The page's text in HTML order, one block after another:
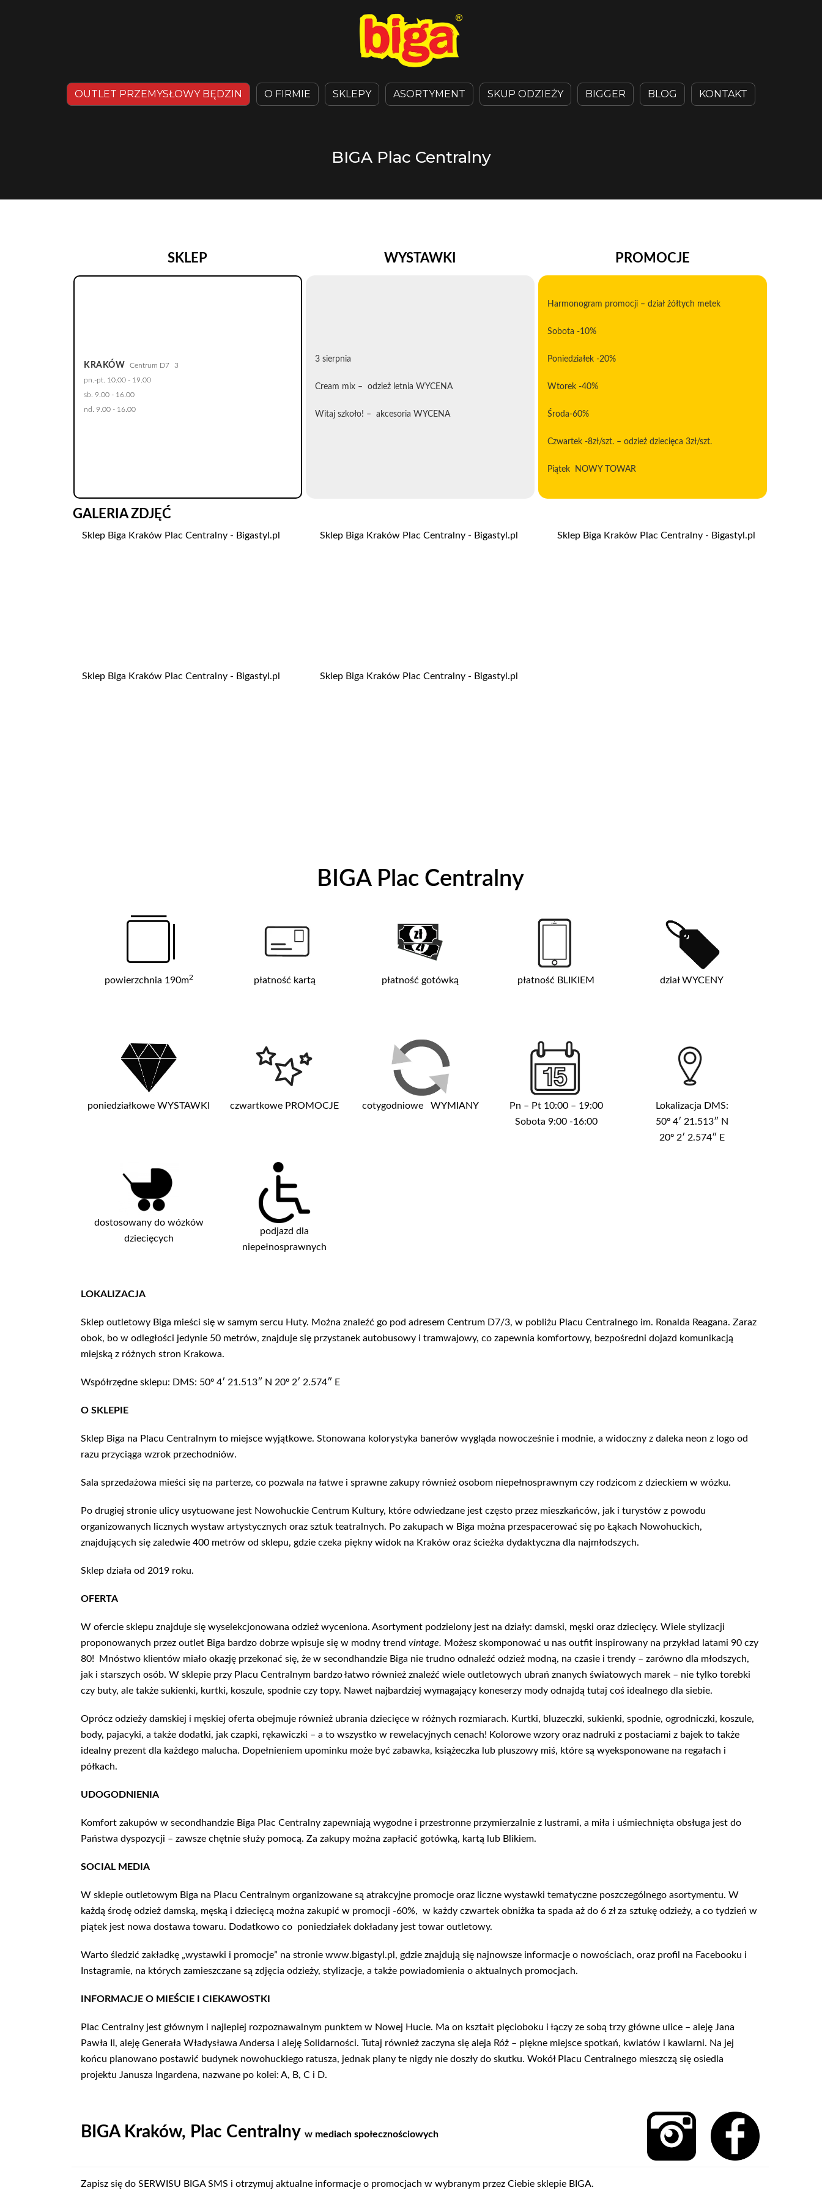
OUTLET PRZEMYSŁOWY BĘDZIN O FIRMIE SKLEPY ASORTYMENT SKUP ODZIEŻY BIGGER BLOG KONTAKT
BIGA Plac Centralny
SKLEP WYSTAWKI PROMOCJE
KRAKÓW Centrum D7
3
pn.-pt. 10.00 - 19.00
sb. 9.00 - 16.00
nd. 9.00 - 16.00
3 sierpnia
Cream mix – odzież letnia WYCENA
Witaj szkoło! – akcesoria WYCENA
Harmonogram promocji – dział żółtych metek
Sobota -10%
Poniedziałek -20%
Wtorek -40%
Środa-60%
Czwartek -8zł/szt. – odzież dziecięca 3zł/szt.
Piątek NOWY TOWAR
GALERIA ZDJĘĆ
Sklep Biga Kraków Plac Centralny - Bigastyl.pl Sklep Biga Kraków Plac Centralny - Bigastyl.pl Sklep Biga Kraków Plac Centralny - Bigastyl.pl
Sklep Biga Kraków Plac Centralny - Bigastyl.pl Sklep Biga Kraków Plac Centralny - Bigastyl.pl
BIGA Plac Centralny
powierzchnia 190m2 płatność kartą płatność gotówką płatność BLIKIEM dział WYCENY
poniedziałkowe WYSTAWKI czwartkowe PROMOCJE cotygodniowe WYMIANY Pn – Pt 10:00 – 19:00
Sobota 9:00 -16:00
Lokalizacja DMS:
50º 4′ 21.513″ N
20º 2′ 2.574″ E
dostosowany do wózków
dziecięcych
podjazd dla
niepełnosprawnych
LOKALIZACJA
Sklep outletowy Biga mieści się w samym sercu Huty. Można znaleźć go pod adresem Centrum D7/3, w pobliżu Placu Centralnego im. Ronalda Reagana. Zaraz
obok, bo w odległości jedynie 50 metrów, znajduje się przystanek autobusowy i tramwajowy, co zapewnia komfortowy, bezpośredni dojazd komunikacją
miejską z różnych stron Krakowa.
Współrzędne sklepu: DMS: 50º 4′ 21.513″ N 20º 2′ 2.574″ E
O SKLEPIE
Sklep Biga na Placu Centralnym to miejsce wyjątkowe. Stonowana kolorystyka banerów wygląda nowocześnie i modnie, a widoczny z daleka neon z logo od
razu przyciąga wzrok przechodniów.
Sala sprzedażowa mieści się na parterze, co pozwala na łatwe i sprawne zakupy również osobom niepełnosprawnym czy rodzicom z dzieckiem w wózku.
Po drugiej stronie ulicy usytuowane jest Nowohuckie Centrum Kultury, które odwiedzane jest często przez mieszkańców, jak i turystów z powodu
organizowanych licznych wystaw artystycznych oraz sztuk teatralnych. Po zakupach w Biga można przespacerować się po Łąkach Nowohuckich,
znajdujących się zaledwie 400 metrów od sklepu, gdzie czeka piękny widok na Kraków oraz ścieżka dydaktyczna dla najmłodszych.
Sklep działa od 2019 roku.
OFERTA
W ofercie sklepu znajduje się wyselekcjonowana odzież wyceniona. Asortyment podzielony jest na działy: damski, męski oraz dziecięcy. Wiele stylizacji
proponowanych przez outlet Biga bardzo dobrze wpisuje się w modny trend vintage. Możesz skomponować u nas outfit inspirowany na przykład latami 90 czy
80! Mnóstwo klientów miało okazję przekonać się, że w secondhandzie Biga nie trudno odnaleźć odzież modną, na czasie i trendy – zarówno dla młodszych,
jak i starszych osób. W sklepie przy Placu Centralnym bardzo łatwo również znaleźć wiele outletowych ubrań znanych światowych marek – nie tylko torebki
czy buty, ale także sukienki, kurtki, koszule, spodnie czy topy. Nawet najbardziej wymagający koneserzy mody odnajdą tutaj coś idealnego dla siebie.
Oprócz odzieży damskiej i męskiej oferta obejmuje również ubrania dziecięce w różnych rozmiarach. Kurtki, bluzeczki, sukienki, spodnie, ogrodniczki, koszule,
body, pajacyki, a także dodatki, jak czapki, rękawiczki – a to wszystko w rewelacyjnych cenach! Kolorowe wzory oraz nadruki z postaciami z bajek to także
idealny prezent dla każdego malucha. Dopełnieniem upominku może być zabawka, książeczka lub pluszowy miś, które są wyeksponowane na regałach i
półkach.
UDOGODNIENIA
Komfort zakupów w secondhandzie Biga Plac Centralny zapewniają wygodne i przestronne przymierzalnie z lustrami, a miła i uśmiechnięta obsługa jest do
Państwa dyspozycji – zawsze chętnie służy pomocą. Za zakupy można zapłacić gotówką, kartą lub Blikiem.
SOCIAL MEDIA
W sklepie outletowym Biga na Placu Centralnym organizowane są atrakcyjne promocje oraz liczne wystawki tematyczne poszczególnego asortymentu. W
każdą środę odzież damską, męską i dziecięcą można zakupić w promocji -60%, w każdy czwartek obniżka ta spada aż do 6 zł za sztukę odzieży, a co tydzień w
piątek jest nowa dostawa towaru. Dodatkowo co poniedziałek dokładany jest towar outletowy.
Warto śledzić zakładkę „wystawki i promocje” na stronie www.bigastyl.pl, gdzie znajdują się najnowsze informacje o nowościach, oraz profil na Facebooku i
Instagramie, na których zamieszczane są zdjęcia odzieży, stylizacje, a także powiadomienia o aktualnych promocjach.
INFORMACJE O MIEŚCIE I CIEKAWOSTKI
Plac Centralny jest głównym i najlepiej rozpoznawalnym punktem w Nowej Hucie. Ma on kształt pięcioboku i łączy ze sobą trzy główne ulice – aleję Jana
Pawła II, aleję Generała Władysława Andersa i aleję Solidarności. Tutaj również zaczyna się aleja Róż – piękne miejsce spotkań, kwiatów i kawiarni. Na jej
końcu planowano postawić budynek nowohuckiego ratusza, jednak plany te nigdy nie doszły do skutku. Wokół Placu Centralnego mieszczą się osiedla
projektu Janusza Ingardena, nazwane po kolei: A, B, C i D.
BIGA Kraków, Plac Centralny w mediach społecznościowych
Zapisz się do SERWISU BIGA SMS i otrzymuj aktualne informacje o promocjach w wybranym przez Ciebie sklepie BIGA.